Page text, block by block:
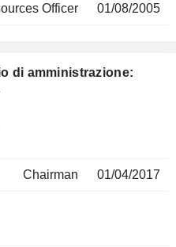
Officer 01/08/2005
di amministrazione:
Chairman 01/04/2017